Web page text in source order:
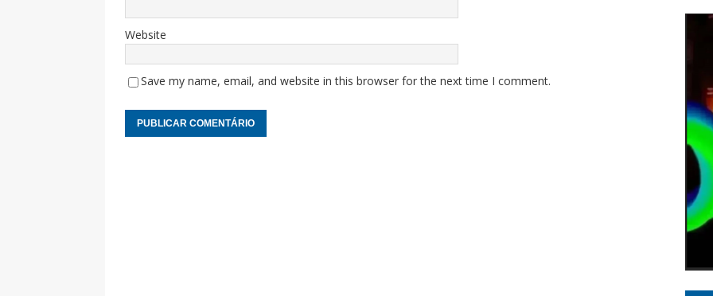
Website
Save my name, email, and website in this browser for the next time I comment.